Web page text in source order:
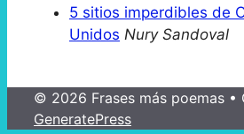
5 sitios imperdibles de
Unidos Nury Sandoval
© 2026 Frases más poemas •
GeneratePress